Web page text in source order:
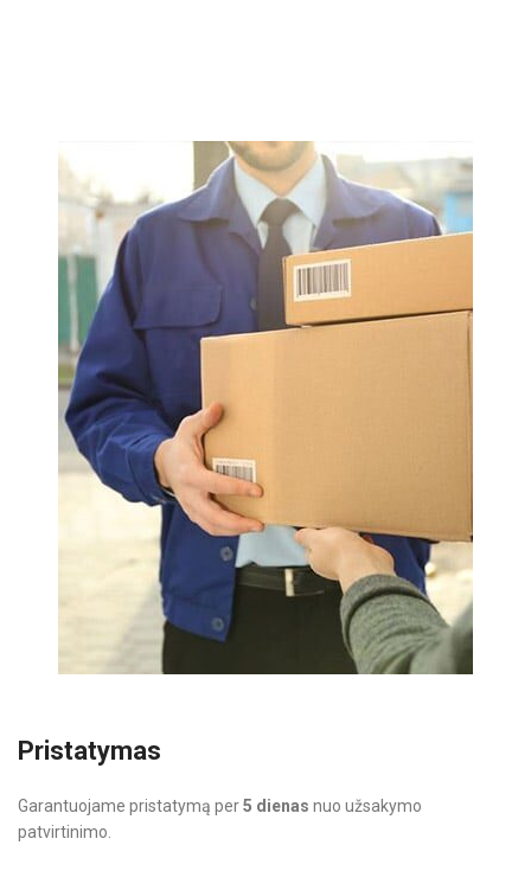
Pristatymas
Garantuojame pristatymą per5 dienas nuo užsakymo
patvirtinimo.